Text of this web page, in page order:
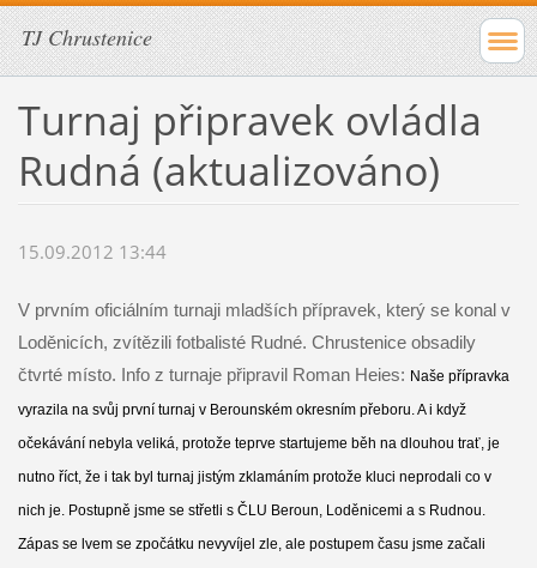
TJ Chrustenice
Turnaj připravek ovládla
Rudná (aktualizováno)
15.09.2012 13:44
V prvním oficiálním turnaji mladších přípravek, který se konal v
Loděnicích, zvítězili fotbalisté Rudné. Chrustenice obsadily
čtvrté místo. Info z turnaje připravil Roman Heies: Naše přípravka
vyrazila na svůj první turnaj v Berounském okresním přeboru. A i když
očekávání nebyla veliká, protože teprve startujeme běh na dlouhou trať, je
nutno říct, že i tak byl turnaj jistým zklamáním protože kluci neprodali co v
nich je. Postupně jsme se střetli s ČLU Beroun, Loděnicemi a s Rudnou.
Zápas se lvem se zpočátku nevyvíjel zle, ale postupem času jsme začali